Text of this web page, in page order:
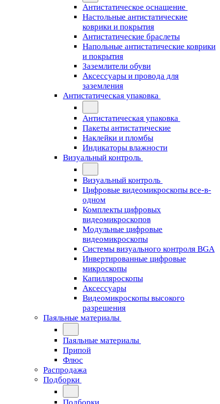
Антистатическое оснащение
Настольные антистатические
коврики и покрытия
Антистатические браслеты
Напольные антистатические коврики
и покрытия
Заземлители обуви
Аксессуары и провода для
заземления
Антистатическая упаковка
Антистатическая упаковка
Пакеты антистатические
Наклейки и пломбы
Индикаторы влажности
Визуальный контроль
Визуальный контроль
Цифровые видеомикроскопы все-в-
одном
Комплекты цифровых
видеомикроскопов
Модульные цифровые
видеомикроскопы
Cистемы визуального контроля BGA
Инвертированные цифровые
микроскопы
Капилляроскопы
Аксессуары
Видеомикроскопы высокого
разрешения
Паяльные материалы
Паяльные материалы
Припой
Флюс
Распродажа
Подборки
Подборки